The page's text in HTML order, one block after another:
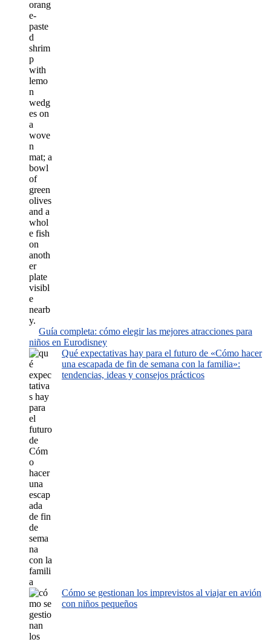
Guía completa: cómo elegir las mejores atracciones para
niños en Eurodisney
Qué expectativas hay para el futuro de «Cómo hacer
una escapada de fin de semana con la familia»:
tendencias, ideas y consejos prácticos
Cómo se gestionan los imprevistos al viajar en avión
con niños pequeños